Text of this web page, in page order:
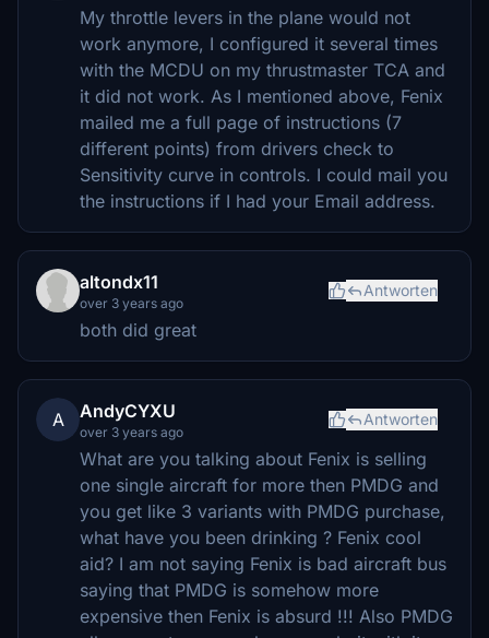
My throttle levers in the plane would not
work anymore, I configured it several times
with the MCDU on my thrustmaster TCA and
it did not work. As I mentioned above, Fenix
mailed me a full page of instructions (7
different points) from drivers check to
Sensitivity curve in controls. I could mail you
the instructions if I had your Email address.
altondx11
over 3 years ago
Antworten
both did great
A AndyCYXU
over 3 years ago
Antworten
What are you talking about Fenix is selling
one single aircraft for more then PMDG and
you get like 3 variants with PMDG purchase,
what have you been drinking ? Fenix cool
aid? I am not saying Fenix is bad aircraft bus
saying that PMDG is somehow more
expensive then Fenix is absurd !!! Also PMDG